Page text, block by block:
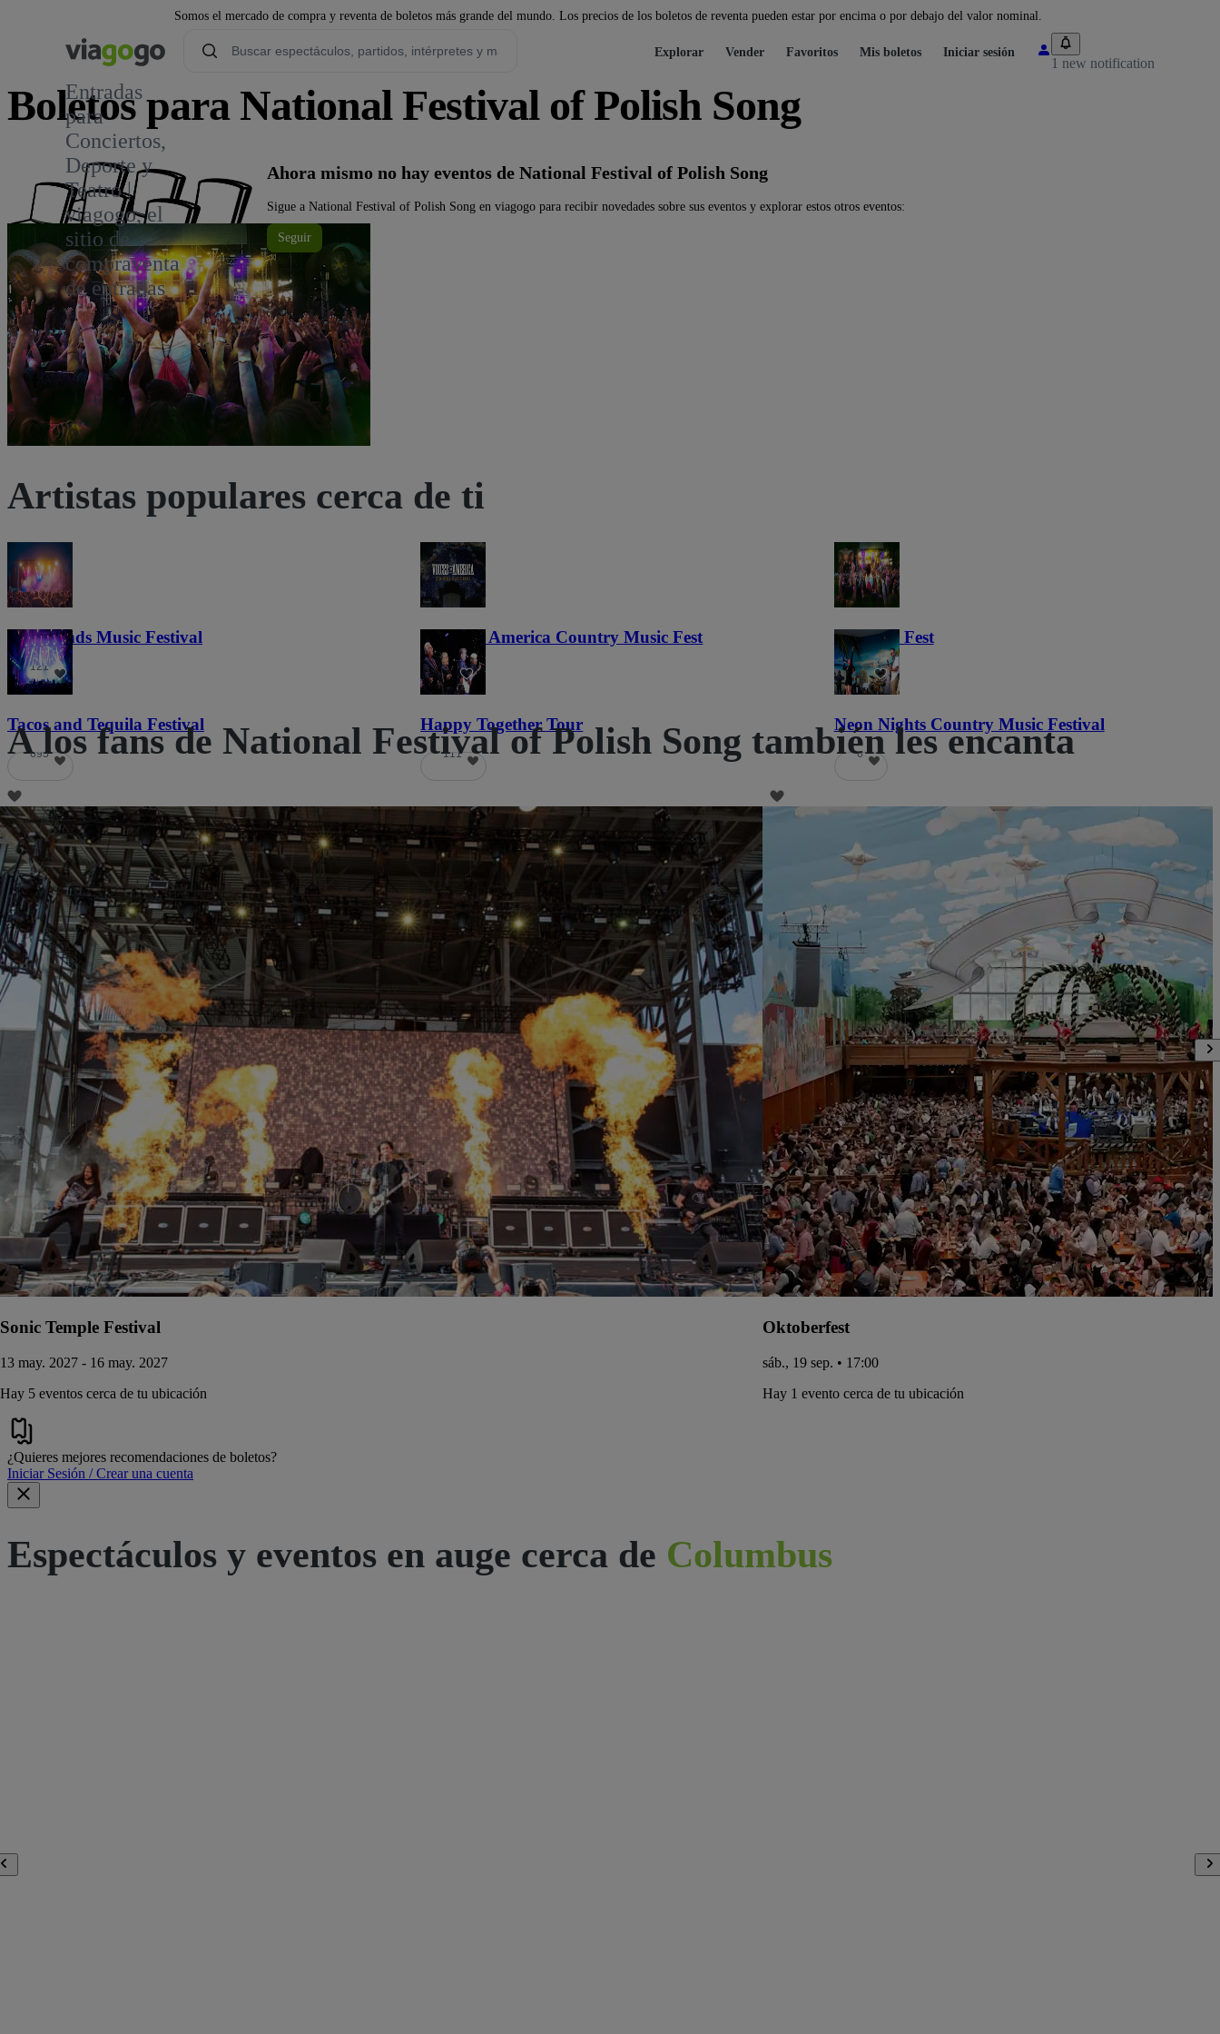
Somos el mercado de compra y reventa de boletos más grande del mundo. Los precios de los boletos de reventa pueden estar por encima o por debajo del valor nominal.
Entradas
para
Conciertos,
Deporte y
Teatro |
viagogo, el
sitio de
compraventa
de entradas
Explorar Vender Favoritos Mis boletos Iniciar sesión
1 new notification
Boletos para National Festival of Polish Song
Ahora mismo no hay eventos de National Festival of Polish Song
Sigue a National Festival of Polish Song en viagogo para recibir novedades sobre sus eventos y explorar estos otros eventos:
Seguir
Artistas populares cerca de ti
Lost Lands Music Festival
121
Voices of America Country Music Fest
37
Haunted Fest
60
Tacos and Tequila Festival
695
Happy Together Tour
111
Neon Nights Country Music Festival
6
A los fans de National Festival of Polish Song también les encanta
Sonic Temple Festival
13 may. 2027 - 16 may. 2027
Hay 5 eventos cerca de tu ubicación
Oktoberfest
sáb., 19 sep. • 17:00
Hay 1 evento cerca de tu ubicación
¿Quieres mejores recomendaciones de boletos?
Iniciar Sesión / Crear una cuenta
Espectáculos y eventos en auge cerca de Columbus